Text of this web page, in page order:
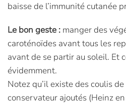
baisse de l’immunité cutanée
Le bon geste : manger des
caroténoïdes avant tous les
avant de se partir au soleil. Et
évidemment.
Notez qu’il existe des coulis
conservateur ajoutés (Heinz